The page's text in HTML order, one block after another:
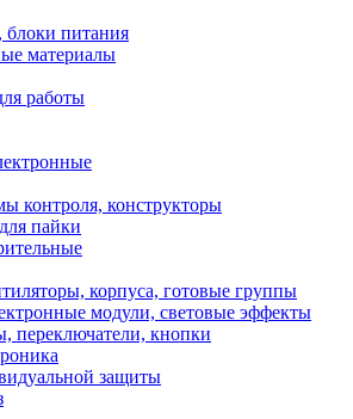
питания
материалы
работы
контроля, конструкторы
пайки
корпуса, готовые группы
модули, световые эффекты
переключатели, кнопки
защиты